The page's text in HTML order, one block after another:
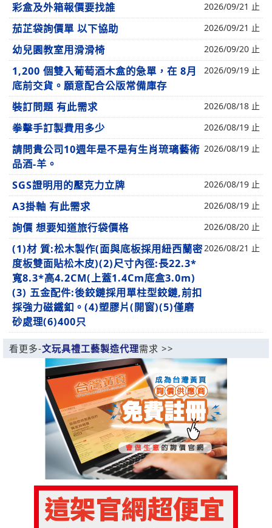
彩盒及外箱報價要找誰 2026/09/21 止
茄芷袋詢價單 以下協助 2026/09/21 止
幼兒園教室用滑滑椅 2026/09/20 止
1,200 個雙入葡萄酒木盒的急單，在 8月
底前交貨。願意配合公版常備庫存
2026/09/19 止
裝訂問題 有此需求 2026/08/18 止
拳擊手訂製費用多少 2026/08/19 止
請問貴公司10週年是不是有生肖琉璃藝術
品酒-羊。
2026/08/19 止
SGS證明用的壓克力立牌 2026/08/19 止
A3掛軸 有此需求 2026/08/19 止
詢價 想要知道旅行袋價格 2026/08/20 止
(1)材 質:松木製作(面與底板採用紐西蘭密
度板雙面貼松木皮)(2)尺寸內徑:長22.3*
寬8.3*高4.2CM(上蓋1.4Cm底盒3.0m)
(3) 五金配件:後鉸鏈採用單柱型鉸鏈,前扣
採強力磁鐵釦。(4)塑膠片(開窗)(5)僅磨
砂處理(6)400只
2026/08/21 止
看更多-文玩具禮工藝製造代理需求 >>